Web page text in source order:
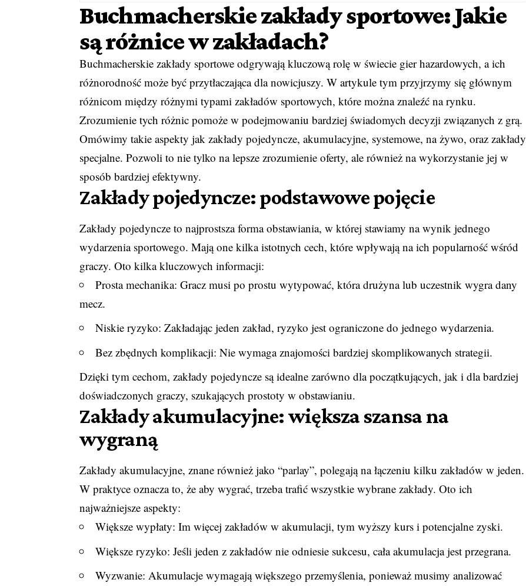
Buchmacherskie zakłady sportowe: Jakie
są różnice w zakładach?
Buchmacherskie zakłady sportowe odgrywają kluczową rolę w świecie gier hazardowych, a ich
różnorodność może być przytłaczająca dla nowicjuszy. W artykule tym przyjrzymy się głównym
różnicom między różnymi typami zakładów sportowych, które można znaleźć na rynku.
Zrozumienie tych różnic pomoże w podejmowaniu bardziej świadomych decyzji związanych z grą.
Omówimy takie aspekty jak zakłady pojedyncze, akumulacyjne, systemowe, na żywo, oraz zakłady
specjalne. Pozwoli to nie tylko na lepsze zrozumienie oferty, ale również na wykorzystanie jej w
sposób bardziej efektywny.
Zakłady pojedyncze: podstawowe pojęcie
Zakłady pojedyncze to najprostsza forma obstawiania, w której stawiamy na wynik jednego
wydarzenia sportowego. Mają one kilka istotnych cech, które wpływają na ich popularność wśród
graczy. Oto kilka kluczowych informacji:
Prosta mechanika: Gracz musi po prostu wytypować, która drużyna lub uczestnik wygra dany
mecz.
Niskie ryzyko: Zakładając jeden zakład, ryzyko jest ograniczone do jednego wydarzenia.
Bez zbędnych komplikacji: Nie wymaga znajomości bardziej skomplikowanych strategii.
Dzięki tym cechom, zakłady pojedyncze są idealne zarówno dla początkujących, jak i dla bardziej
doświadczonych graczy, szukających prostoty w obstawianiu.
Zakłady akumulacyjne: większa szansa na
wygraną
Zakłady akumulacyjne, znane również jako “parlay”, polegają na łączeniu kilku zakładów w jeden.
W praktyce oznacza to, że aby wygrać, trzeba trafić wszystkie wybrane zakłady. Oto ich
najważniejsze aspekty:
Większe wypłaty: Im więcej zakładów w akumulacji, tym wyższy kurs i potencjalne zyski.
Większe ryzyko: Jeśli jeden z zakładów nie odniesie sukcesu, cała akumulacja jest przegrana.
Wyzwanie: Akumulacje wymagają większego przemyślenia, ponieważ musimy analizować